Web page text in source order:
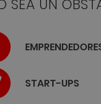
SEA UN
START-UPS